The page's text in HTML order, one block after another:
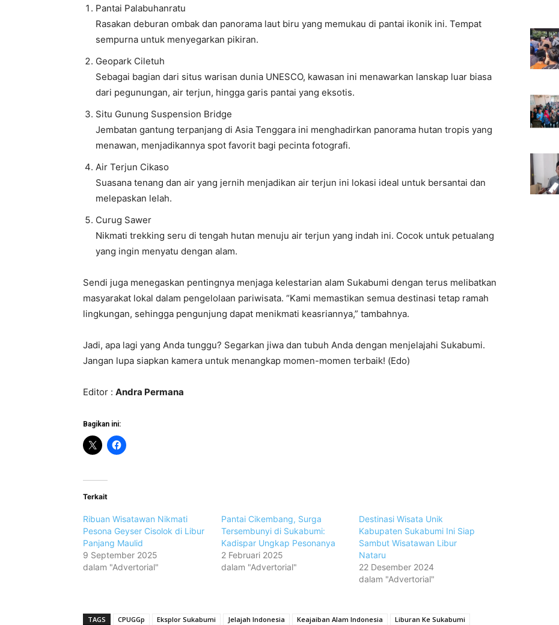
Pantai Palabuhanratu
Rasakan deburan ombak dan panorama laut biru yang memukau di pantai ikonik ini. Tempat
sempurna untuk menyegarkan pikiran.
Geopark Ciletuh
Sebagai bagian dari situs warisan dunia UNESCO, kawasan ini menawarkan lanskap luar biasa
dari pegunungan, air terjun, hingga garis pantai yang eksotis.
Situ Gunung Suspension Bridge
Jembatan gantung terpanjang di Asia Tenggara ini menghadirkan panorama hutan tropis yang
menawan, menjadikannya spot favorit bagi pecinta fotografi.
Air Terjun Cikaso
Suasana tenang dan air yang jernih menjadikan air terjun ini lokasi ideal untuk bersantai dan
melepaskan lelah.
Curug Sawer
Nikmati trekking seru di tengah hutan menuju air terjun yang indah ini. Cocok untuk petualang
yang ingin menyatu dengan alam.
Sendi juga menegaskan pentingnya menjaga kelestarian alam Sukabumi dengan terus melibatkan
masyarakat lokal dalam pengelolaan pariwisata. “Kami memastikan semua destinasi tetap ramah
lingkungan, sehingga pengunjung dapat menikmati keasriannya,” tambahnya.
Jadi, apa lagi yang Anda tunggu? Segarkan jiwa dan tubuh Anda dengan menjelajahi Sukabumi.
Jangan lupa siapkan kamera untuk menangkap momen-momen terbaik! (Edo)
Editor : Andra Permana
Bagikan ini:
Terkait
Ribuan Wisatawan Nikmati
Pesona Geyser Cisolok di Libur
Panjang Maulid
9 September 2025
dalam "Advertorial"
Pantai Cikembang, Surga
Tersembunyi di Sukabumi:
Kadispar Ungkap Pesonanya
2 Februari 2025
dalam "Advertorial"
Destinasi Wisata Unik
Kabupaten Sukabumi Ini Siap
Sambut Wisatawan Libur
Nataru
22 Desember 2024
dalam "Advertorial"
TAGS CPUGGp Eksplor Sukabumi Jelajah Indonesia Keajaiban Alam Indonesia
Liburan Ke Sukabumi